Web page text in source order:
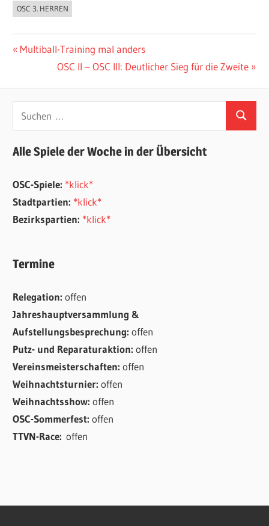
OSC 3. HERREN
Beitragsnavigation
Vorheriger
Multiball-Training mal anders
Nächster
OSC II – OSC III: Deutlicher Sieg für die Zweite
Suchen
Alle Spiele der Woche in der Übersicht
OSC-Spiele: *klick*
Stadtpartien: *klick*
Bezirkspartien: *klick*
Termine
Relegation:offen
Jahreshauptversammlung &
Aufstellungsbesprechung:offen
Putz- und Reparaturaktion:offen
Vereinsmeisterschaften:offen
Weihnachtsturnier:offen
Weihnachtsshow:offen
OSC-Sommerfest:offen
TTVN-Race:offen